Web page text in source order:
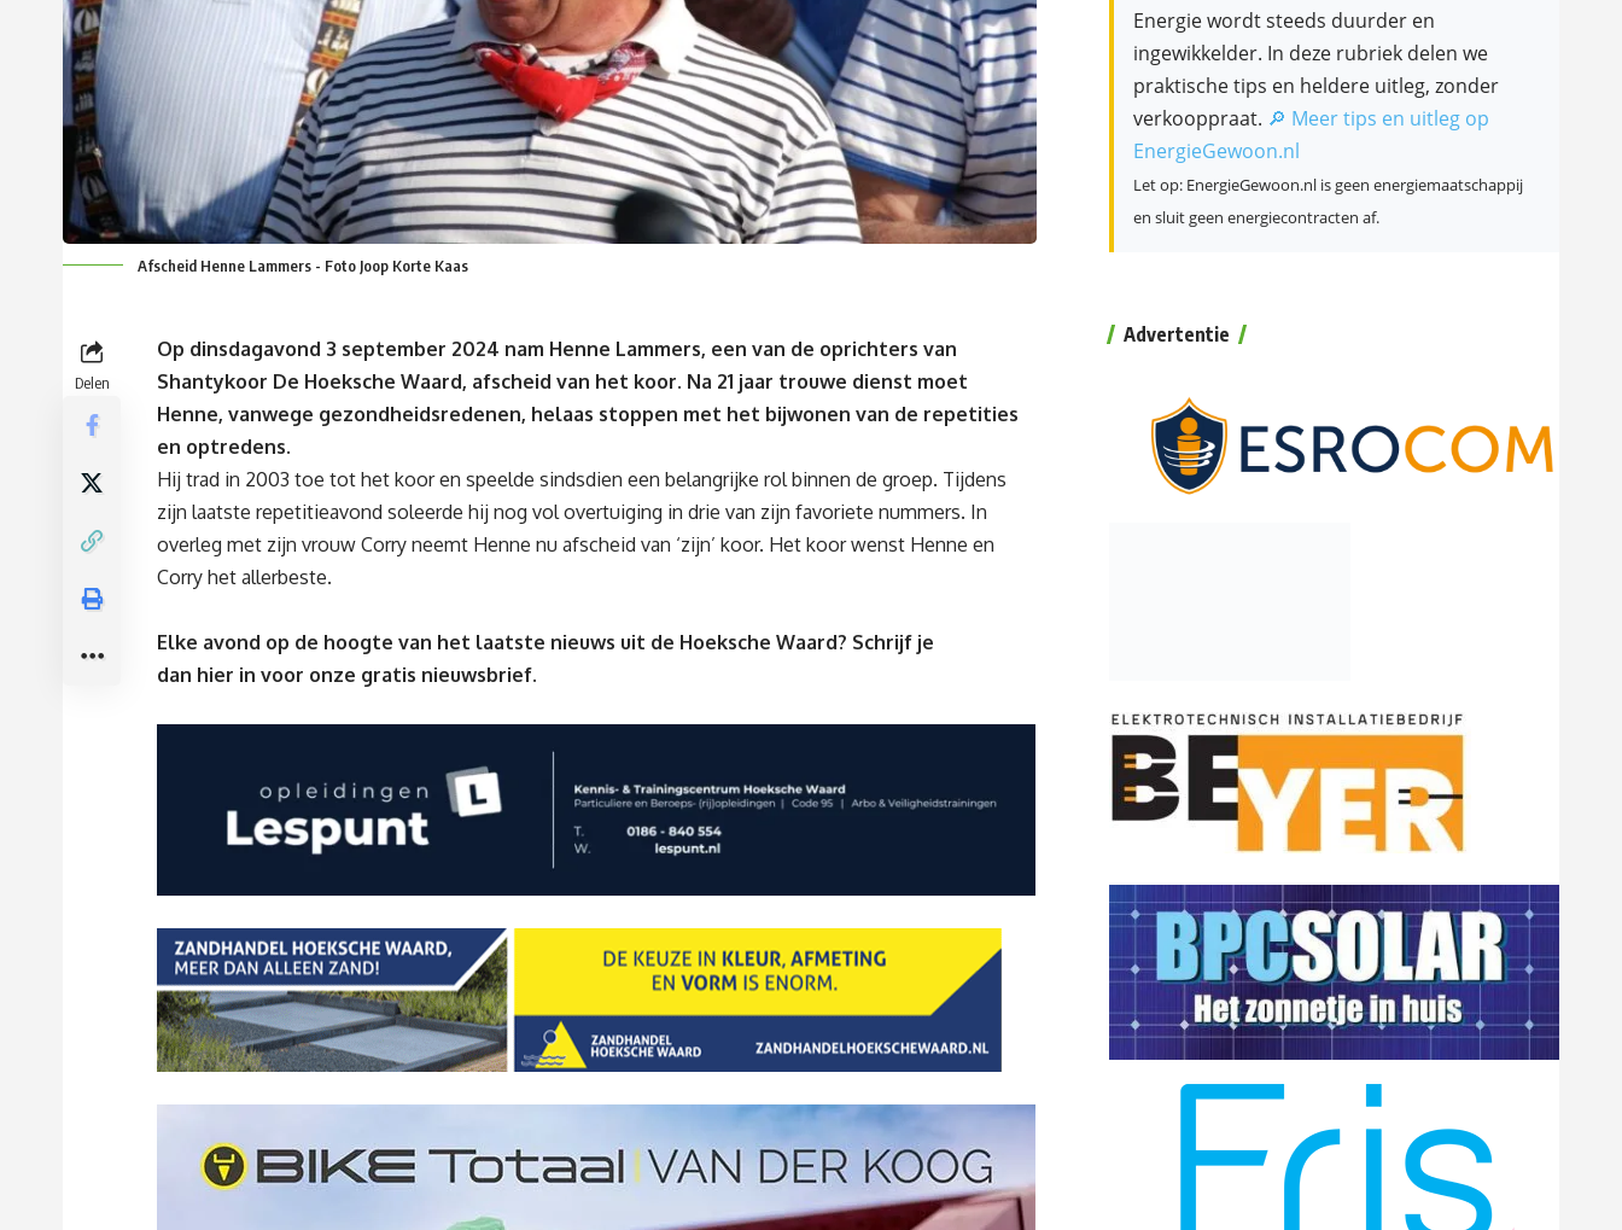
Afscheid Henne Lammers - Foto Joop Korte Kaas
Delen
Op dinsdagavond 3 september 2024 nam Henne Lammers, een van de oprichters van
Shantykoor De Hoeksche Waard, afscheid van het koor. Na 21 jaar trouwe dienst moet
Henne, vanwege gezondheidsredenen, helaas stoppen met het bijwonen van de repetities
en optredens.
Hij trad in 2003 toe tot het koor en speelde sindsdien een belangrijke rol binnen de groep. Tijdens
zijn laatste repetitieavond soleerde hij nog vol overtuiging in drie van zijn favoriete nummers. In
overleg met zijn vrouw Corry neemt Henne nu afscheid van ‘zijn’ koor. Het koor wenst Henne en
Corry het allerbeste.
Elke avond op de hoogte van het laatste nieuws uit de Hoeksche Waard? Schrijf je
dan hier in voor onze gratis nieuwsbrief.
Energie wordt steeds duurder en
ingewikkelder. In deze rubriek delen we
praktische tips en heldere uitleg, zonder
verkooppraat. 🔎 Meer tips en uitleg op
EnergieGewoon.nl
Let op: EnergieGewoon.nl is geen energiemaatschappij
en sluit geen energiecontracten af.
Advertentie